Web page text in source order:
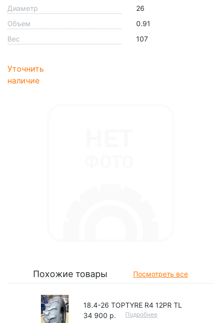
Диаметр
26
Объем
0.91
Вес
107
Уточнить
наличие
Похожие товары Посмотреть все
18.4-26 TOPTYRE R4 12PR TL
34 900 р.
Подробнее